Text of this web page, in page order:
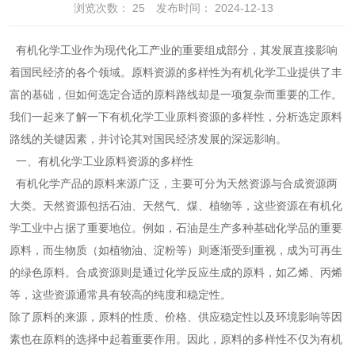
浏览次数： 25 发布时间： 2024-12-13
有机化学工业作为现代化工产业的重要组成部分，其发展直接影响
着国民经济的各个领域。原料资源的多样性为有机化学工业提供了丰
富的基础，但如何选定合适的原料路线却是一项复杂而重要的工作。
我们一起来了解一下有机化学工业原料资源的多样性，分析选定原料
路线的关键因素，并讨论其对国民经济发展的深远影响。
一、有机化学工业原料资源的多样性
有机化学产品的原料来源广泛，主要可分为天然资源与合成资源两
大类。天然资源包括石油、天然气、煤、植物等，这些资源在有机化
学工业中占据了重要地位。例如，石油是生产多种基础化学品的重要
原料，而生物质（如植物油、淀粉等）则逐渐受到重视，成为可再生
的绿色原料。合成资源则是通过化学反应生成的原料，如乙烯、丙烯
等，这些资源通常具有较高的纯度和稳定性。
除了原料的来源，原料的性质、价格、供应稳定性以及环境影响等因
素也在原料的选择中起着重要作用。因此，原料的多样性不仅为有机